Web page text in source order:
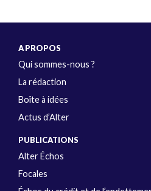
A PROPOS
Qui sommes-nous ?
La rédaction
Boîte à idées
Actus d’Alter
PUBLICATIONS
Alter Échos
Focales